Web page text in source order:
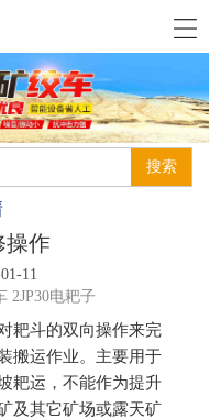
操作
11
2JP30电耙子
耙斗的双向操作来完
搬运作业。主要用于
耙运，不能作为提升
及其它矿场或露天矿